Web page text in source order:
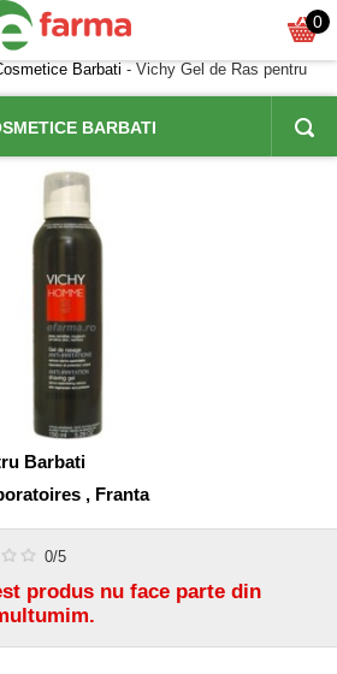
0
Barbati - Vichy Gel de Ras pentru
BARBATI
Barbati
, Franta
0/5
produs nu face parte din